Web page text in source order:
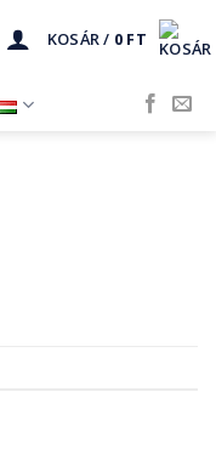
KOSÁR / 0 FT